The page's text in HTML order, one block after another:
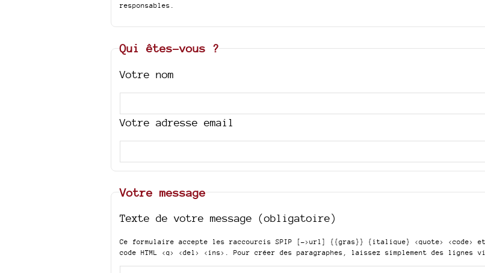
responsables.
Qui êtes-vous ?
Votre nom
Votre adresse email
Votre message
Texte de votre message (obligatoire)
Ce formulaire accepte les raccourcis SPIP [->url] {{gras}} {italique} <quote> <code>
code HTML <q> <del> <ins> . Pour créer des paragraphes, laissez simplement des lignes